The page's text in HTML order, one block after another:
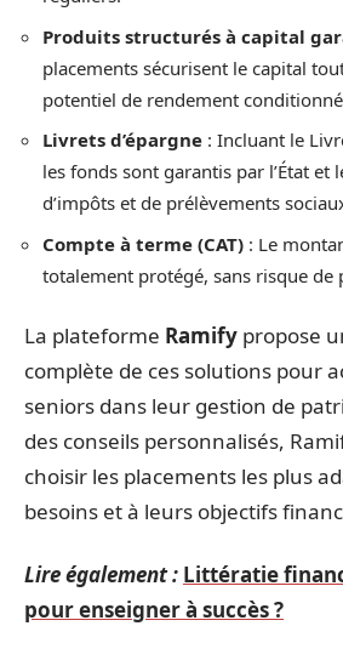
Produits structurés à capital
placements sécurisent le capital
potentiel de rendement
Livrets d’épargne : Incluant le
les fonds sont garantis par l’État et
d’impôts et de prélèvements
Compte à terme (CAT) : Le
totalement protégé, sans risque de
La plateforme Ramify propose
complète de ces solutions pour
seniors dans leur gestion de
des conseils personnalisés,
choisir les placements les plus
besoins et à leurs objectifs
Lire également : Littératie
pour enseigner à succès ?